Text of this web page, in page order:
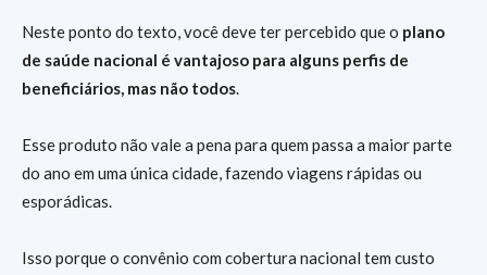
Neste ponto do texto, você deve ter percebido que o plano
de saúde nacional é vantajoso para alguns perfis de
beneficiários, mas não todos.
Esse produto não vale a pena para quem passa a maior parte
do ano em uma única cidade, fazendo viagens rápidas ou
esporádicas.
Isso porque o convênio com cobertura nacional tem custo